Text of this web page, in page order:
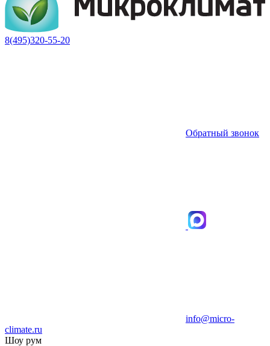
8(495)320-55-20
Обратный звонок
info@micro-
climate.ru
Шоу рум